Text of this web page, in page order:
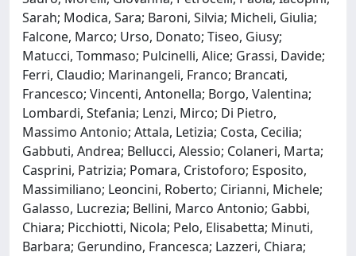
Sarah; Modica, Sara; Baroni, Silvia; Micheli, Giulia;
Falcone, Marco; Urso, Donato; Tiseo, Giusy;
Matucci, Tommaso; Pulcinelli, Alice; Grassi, Davide;
Ferri, Claudio; Marinangeli, Franco; Brancati,
Francesco; Vincenti, Antonella; Borgo, Valentina;
Lombardi, Stefania; Lenzi, Mirco; Di Pietro,
Massimo Antonio; Attala, Letizia; Costa, Cecilia;
Gabbuti, Andrea; Bellucci, Alessio; Colaneri, Marta;
Casprini, Patrizia; Pomara, Cristoforo; Esposito,
Massimiliano; Leoncini, Roberto; Cirianni, Michele;
Galasso, Lucrezia; Bellini, Marco Antonio; Gabbi,
Chiara; Picchiotti, Nicola; Pelo, Elisabetta; Minuti,
Barbara; Gerundino, Francesca; Lazzeri, Chiara;